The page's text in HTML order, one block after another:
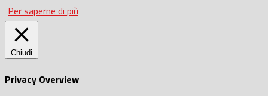
Per saperne di più
Chiudi
Privacy Overview